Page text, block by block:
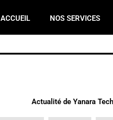
ACCUEIL NOS SERVICES
Actualité de Yanara